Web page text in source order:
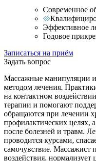
Современное
Эффективное
Годовое
Записаться на приём
Задать вопрос
Массажные манипуляции
методом лечения.
на контактном
терапии и помогают
обращаются при лечении
профилактических целях,
после болезней и травм.
проводится курсами,
самочувствие.
воздействия,